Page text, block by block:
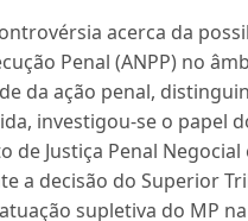
acerca da
Penal (ANPP) no
da ação penal,
investigou-se o papel
de Justiça Penal
a decisão do Superior
supletiva do MP